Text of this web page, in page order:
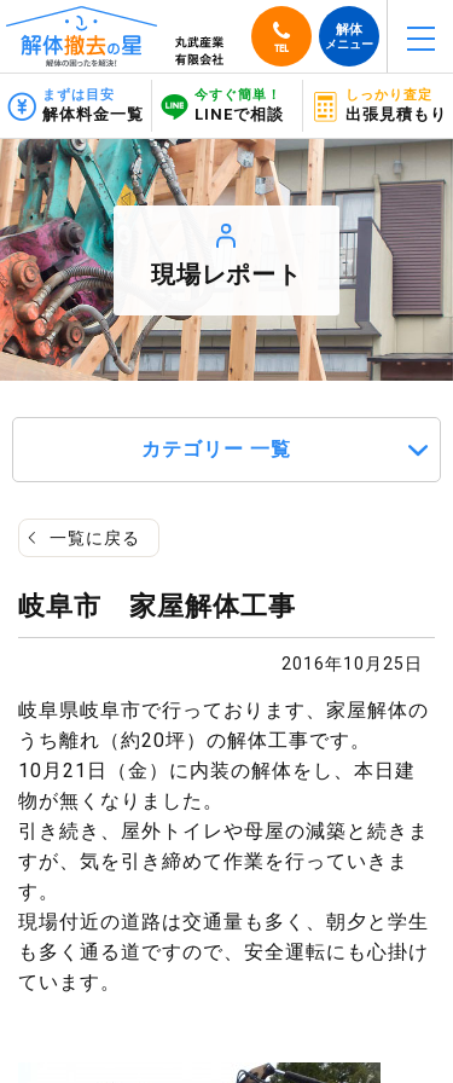
TEL
解体
メニュー
まずは目安
解体料金一覧
今すぐ簡単！
LINEで相談
しっかり査定
出張見積もり
現場レポート
カテゴリー 一覧
一覧に戻る
岐阜市 家屋解体工事
2016年10月25日
岐阜県岐阜市で行っております、家屋解体の
うち離れ（約20坪）の解体工事です。
10月21日（金）に内装の解体をし、本日建
物が無くなりました。
引き続き、屋外トイレや母屋の減築と続きま
すが、気を引き締めて作業を行っていきま
す。
現場付近の道路は交通量も多く、朝夕と学生
も多く通る道ですので、安全運転にも心掛け
ています。